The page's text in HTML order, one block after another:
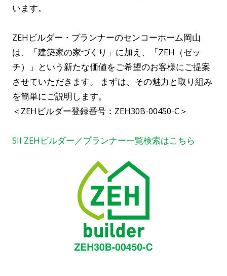
います。
ZEHビルダー・プランナーのセンコーホーム岡山
は、「建築家の家づくり」に加え、「ZEH（ゼッ
チ）」という新たな価値をご希望のお客様にご提案
させていただきます。 まずは、その魅力と取り組み
を簡単にご説明します。
＜ZEHビルダー登録番号：ZEH30B-00450-C＞
SII ZEHビルダー／プランナー一覧検索はこちら